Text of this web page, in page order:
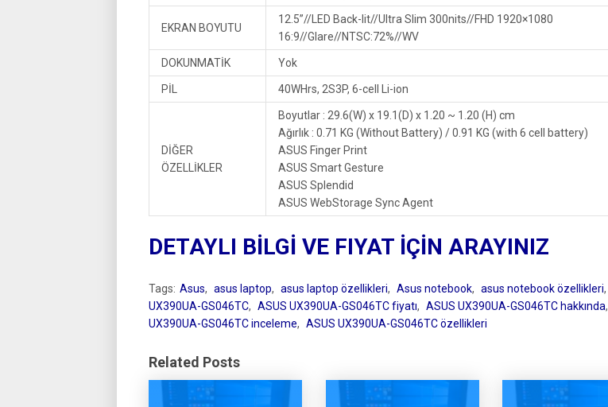
EKRAN BOYUTU
12.5”//LED Back-lit//Ultra Slim 300nits//FHD 1920×1080
16:9//Glare//NTSC:72%//WV
DOKUNMATİK Yok
PİL 40WHrs, 2S3P, 6-cell Li-ion
DİĞER
ÖZELLİKLER
Boyutlar : 29.6(W) x 19.1(D) x 1.20 ~ 1.20 (H) cm
Ağırlık : 0.71 KG (Without Battery) / 0.91 KG (with 6 cell battery)
ASUS Finger Print
ASUS Smart Gesture
ASUS Splendid
ASUS WebStorage Sync Agent
DETAYLI BİLGİ VE FIYAT İÇİN ARAYINIZ
Tags: Asus, asus laptop, asus laptop özellikleri, Asus notebook, asus notebook özellikleri,
UX390UA-GS046TC, ASUS UX390UA-GS046TC fiyatı, ASUS UX390UA-GS046TC hakkında,
UX390UA-GS046TC inceleme, ASUS UX390UA-GS046TC özellikleri
Related Posts